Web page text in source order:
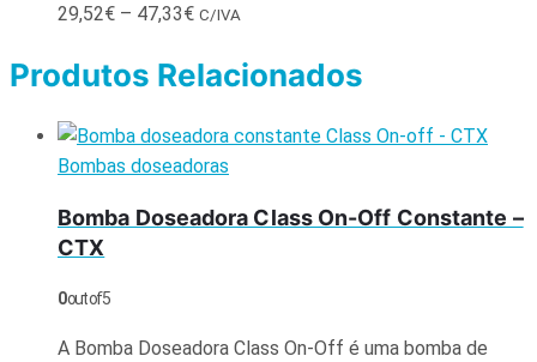
29,52€ – 47,33€ C/IVA
Produtos Relacionados
Bombas doseadoras
Bomba Doseadora Class On-Off Constante –
CTX
0out of 5
A Bomba Doseadora Class On-Off é uma bomba de